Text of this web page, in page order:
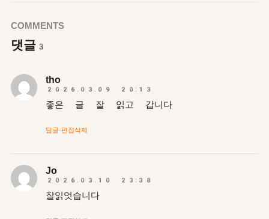
COMMENTS
댓글 3
tho
2026.03.09 20:13
좋은 글 잘 읽고 갑니다
답글·편집삭제
Jo
2026.03.10 23:38
잘읽엇습니다